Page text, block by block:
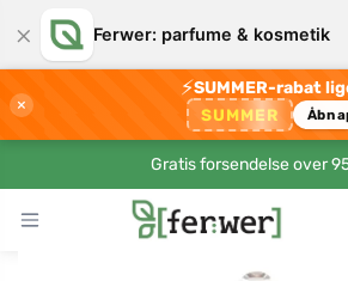
× Ferwer: parfume & kosmetik
×
⚡SUMMER-rabat
SUMMER Åbn
Gratis forsendelse over